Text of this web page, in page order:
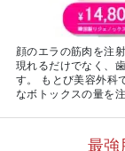
顔のエラの筋肉を注
現れるだけでなく、
す。 もとび美容外科
なボトックスの量を注
最